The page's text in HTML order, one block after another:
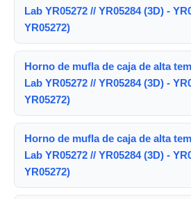
Lab YR05272 // YR05284 (3D) -
YR05272)
Horno de mufla de caja de alta
Lab YR05272 // YR05284 (3D) -
YR05272)
Horno de mufla de caja de alta
Lab YR05272 // YR05284 (3D) -
YR05272)